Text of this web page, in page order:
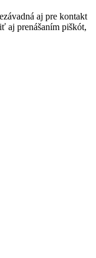
aj pre kontakt
aj prenášaním piškót,